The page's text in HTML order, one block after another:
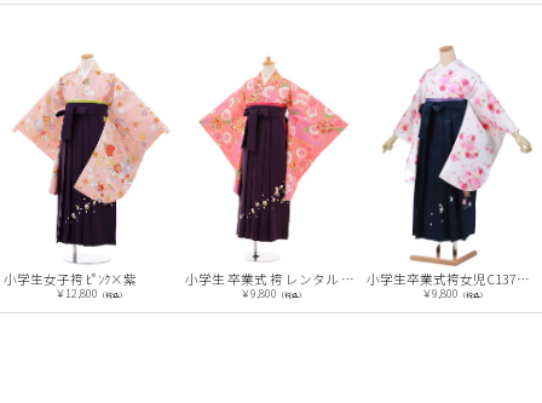
小学生女子袴 ﾋﾟﾝｸ×紫
￥12,800 （税込）
小学生 卒業式 袴 レンタル 女の子 J122
￥9,800 （税込）
小学生卒業式袴女児C137白花×紺袴
￥9,800 （税込）